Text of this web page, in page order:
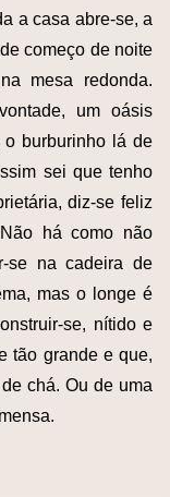
a casa abre-se, a
começo de noite
mesa redonda.
um oásis
o burburinho lá de
sei que tenho
diz-se feliz
há como não
se na cadeira de
mas o longe é
se, nítido e
tão grande e que,
chá. Ou de uma